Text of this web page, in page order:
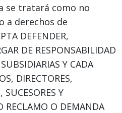
se tratará como no
a derechos de
DEFENDER,
DE RESPONSABILIDAD
Y CADA
DIRECTORES,
SUCESORES Y
RECLAMO O DEMANDA